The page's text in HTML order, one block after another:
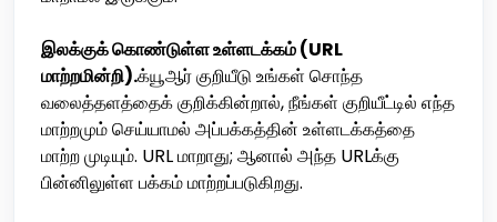
இலக்குக் கொண்டுள்ள உள்ளடக்கம் (URL
மாற்றமின்றி).க்யூஆர் குறியீடு உங்கள் சொந்த
வலைத்தளத்தைக் குறிக்கின்றால், நீங்கள் குறியீட்டில் எந்த
மாற்றமும் செய்யாமல் அப்பக்கத்தின் உள்ளடக்கத்தை
மாற்ற முடியும். URL மாறாது; ஆனால் அந்த URLக்கு
பின்னிலுள்ள பக்கம் மாற்றப்படுகிறது.